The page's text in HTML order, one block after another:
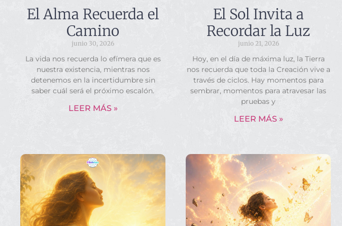
El Alma Recuerda el
Camino
junio 30, 2026
La vida nos recuerda lo efímera que es
nuestra existencia, mientras nos
detenemos en la incertidumbre sin
saber cuál será el próximo escalón.
LEER MÁS »
El Sol Invita a
Recordar la Luz
junio 21, 2026
Hoy, en el día de máxima luz, la Tierra
nos recuerda que toda la Creación vive a
través de ciclos. Hay momentos para
sembrar, momentos para atravesar las
pruebas y
LEER MÁS »